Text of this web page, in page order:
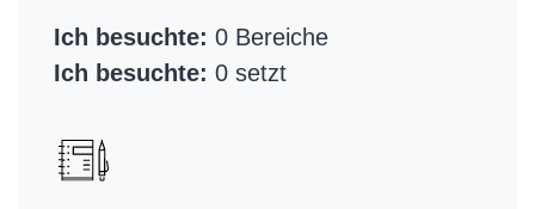
Ich besuchte: 0 Bereiche
Ich besuchte: 0 setzt